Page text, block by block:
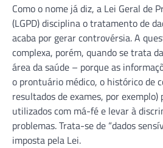
Como o nome já diz, a Lei Geral de
(LGPD) disciplina o tratamento de
acaba por gerar controvérsia. A
complexa, porém, quando se trata
área da saúde – porque as
o prontuário médico, o histórico de
resultados de exames, por exemplo)
utilizados com má-fé e levar à
problemas. Trata-se de “dados
imposta pela Lei.